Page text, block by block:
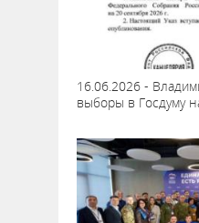
16.06.2026 -
выборы в Госдуму